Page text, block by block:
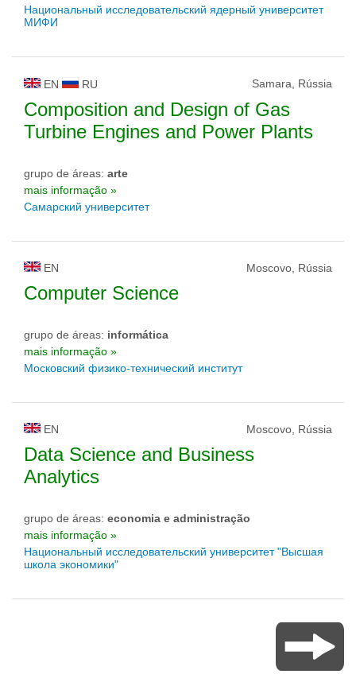
Национальный исследовательский ядерный университет
МИФИ
EN RU Samara, Rússia
Composition and Design of Gas
Turbine Engines and Power Plants
grupo de áreas: arte
mais informação »
Самарский университет
EN Moscovo, Rússia
Computer Science
grupo de áreas: informática
mais informação »
Московский физико-технический институт
EN Moscovo, Rússia
Data Science and Business
Analytics
grupo de áreas: economia e administração
mais informação »
Национальный исследовательский университет "Высшая
школа экономики"